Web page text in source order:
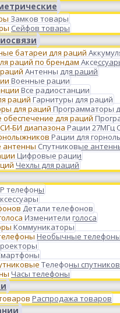
Замков товары
Сейфов товары
Антенны для раций
Военные рации
Все радиостанции
Гарнитуры для раций
Программаторы
Рации 27МГц
Рации для
Спутниковые
Цифровые рации
Чехлы для раций
телефоны
Детали телефонов
Изменители голоса
Коммуникаторы
Необычные телефоны
Телефоны
Часы телефоны
Распродажа товаров